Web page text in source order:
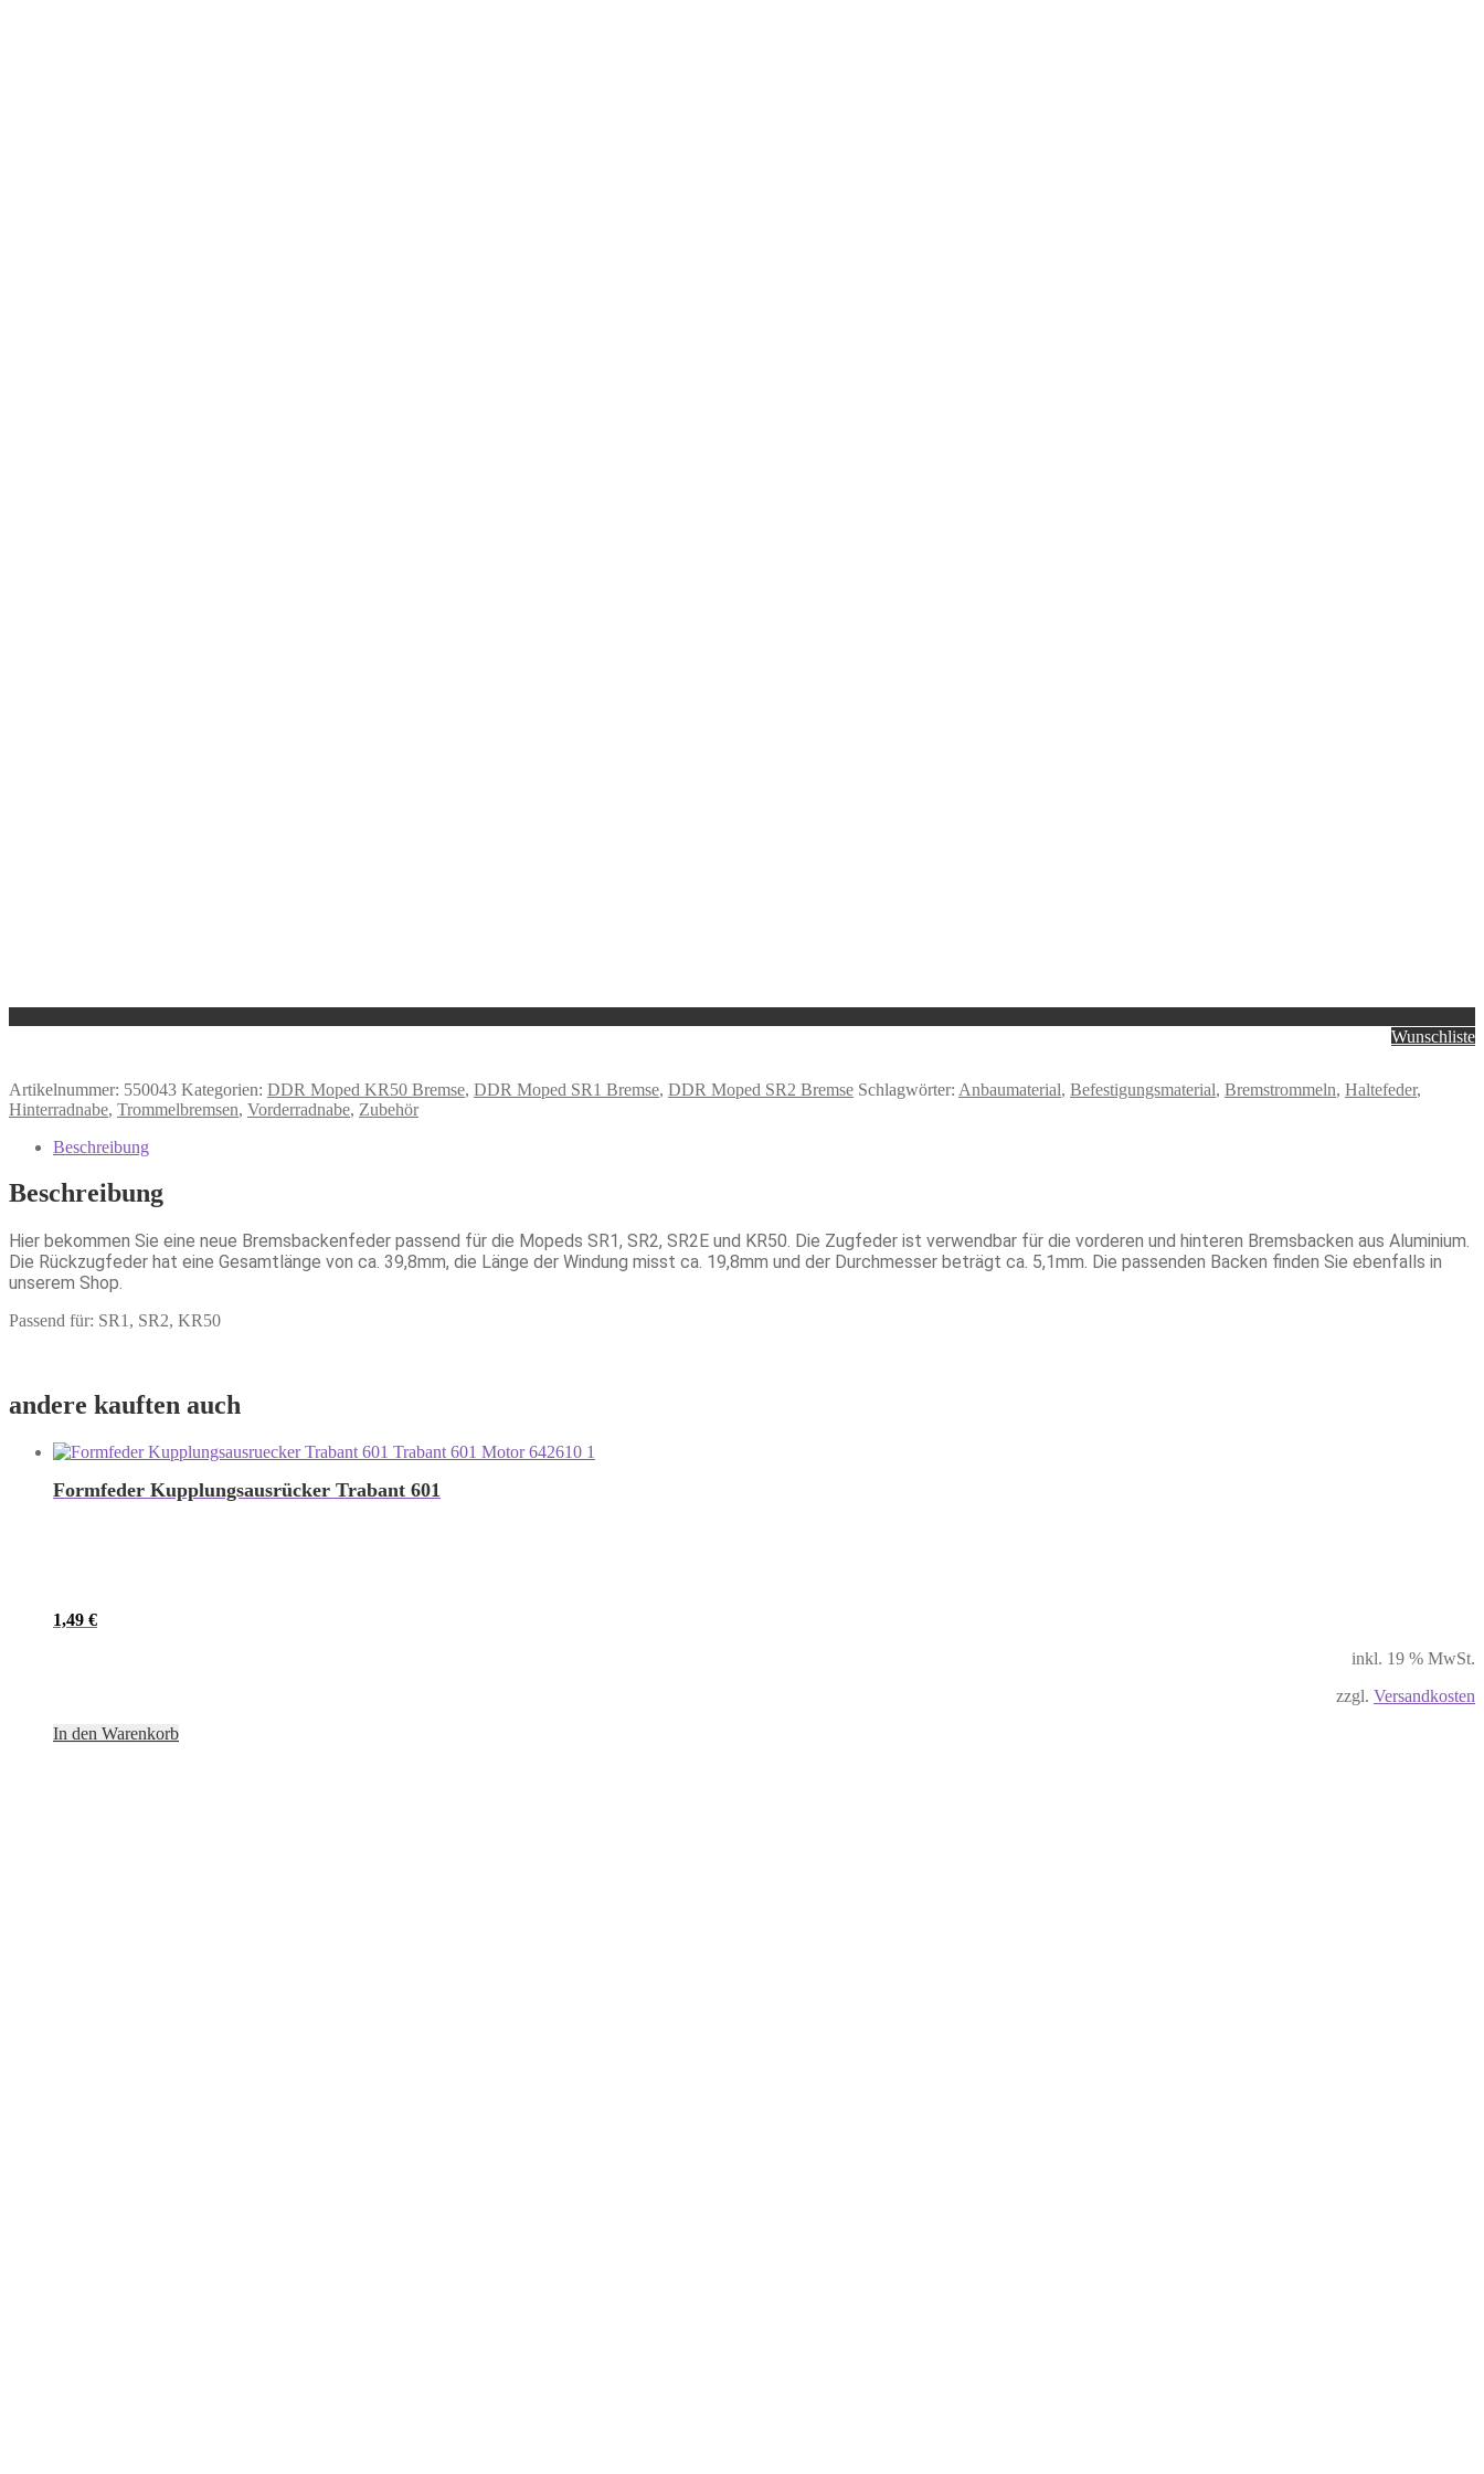
Wunschliste
Artikelnummer: 550043 Kategorien: DDR Moped KR50 Bremse, DDR Moped SR1 Bremse, DDR Moped SR2 Bremse Schlagwörter: Anbaumaterial, Befestigungsmaterial, Bremstrommeln, Haltefeder,
Hinterradnabe, Trommelbremsen, Vorderradnabe, Zubehör
Beschreibung
Beschreibung
Hier bekommen Sie eine neue Bremsbackenfeder passend für die Mopeds SR1, SR2, SR2E und KR50. Die Zugfeder ist verwendbar für die vorderen und hinteren Bremsbacken aus Aluminium.
Die Rückzugfeder hat eine Gesamtlänge von ca. 39,8mm, die Länge der Windung misst ca. 19,8mm und der Durchmesser beträgt ca. 5,1mm. Die passenden Backen finden Sie ebenfalls in
unserem Shop.
Passend für: SR1, SR2, KR50
andere kauften auch
Formfeder Kupplungsausrücker Trabant 601
1,49 €
inkl. 19 % MwSt.
zzgl. Versandkosten
In den Warenkorb